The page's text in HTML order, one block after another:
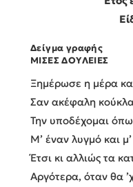
Δείγμα γραφής
ΜΙΣΕΣ ΔΟYΛΕΙΕΣ
Ξημέρωσε η μέρα
Σαν ακέφαλη
Την υποδέχομαι
Μ’ έναν λυγμό και
Έτσι κι αλλιώς τα
Αργότερα, όταν θα